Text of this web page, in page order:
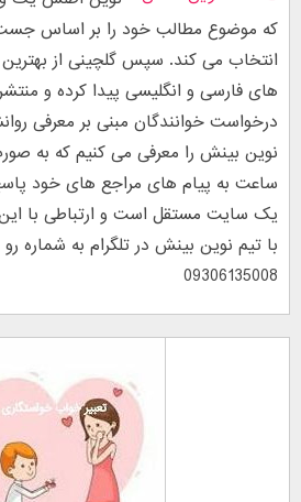
که موضوع مطالب خود را بر اساس
انتخاب می کند. سپس گلچینی از بهترین
های فارسی و انگلیسی پیدا کرده و
درخواست خوانندگان مبنی بر معرفی
ساعت به پیام های مراجع های خود
یک سایت مستقل است و ارتباطی با این
با تیم نوین بینش در تلگرام به شماره رو
09306135008